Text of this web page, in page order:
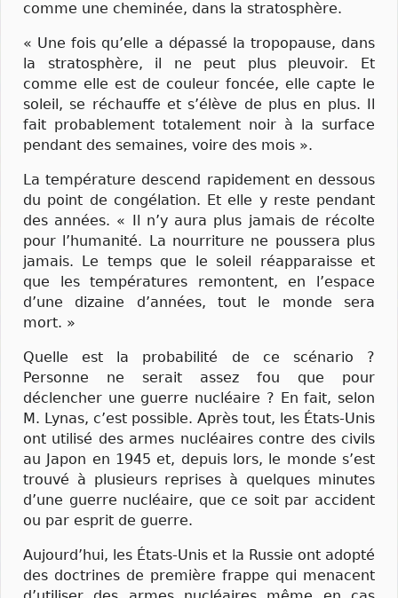
comme une cheminée, dans la stratosphère.
« Une fois qu’elle a dépassé la tropopause, dans
la stratosphère, il ne peut plus pleuvoir. Et
comme elle est de couleur foncée, elle capte le
soleil, se réchauffe et s’élève de plus en plus. Il
fait probablement totalement noir à la surface
pendant des semaines, voire des mois ».
La température descend rapidement en dessous
du point de congélation. Et elle y reste pendant
des années. « Il n’y aura plus jamais de récolte
pour l’humanité. La nourriture ne poussera plus
jamais. Le temps que le soleil réapparaisse et
que les températures remontent, en l’espace
d’une dizaine d’années, tout le monde sera
mort. »
Quelle est la probabilité de ce scénario ?
Personne ne serait assez fou que pour
déclencher une guerre nucléaire ? En fait, selon
M. Lynas, c’est possible. Après tout, les États-Unis
ont utilisé des armes nucléaires contre des civils
au Japon en 1945 et, depuis lors, le monde s’est
trouvé à plusieurs reprises à quelques minutes
d’une guerre nucléaire, que ce soit par accident
ou par esprit de guerre.
Aujourd’hui, les États-Unis et la Russie ont adopté
des doctrines de première frappe qui menacent